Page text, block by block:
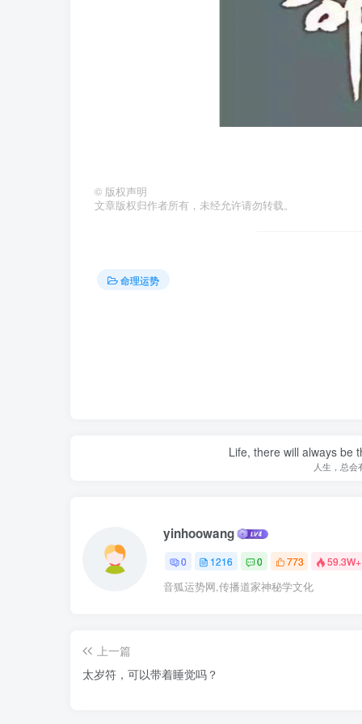
© 版权声明
文章版权归作者所有，未经允许请勿转载。
命理运势
Life, there will always be
人生，总
yinhoowang
0 1216 0 773 59.3W+
音狐运势网,传播道家神秘学文化
上一篇
太岁符，可以带着睡觉吗？